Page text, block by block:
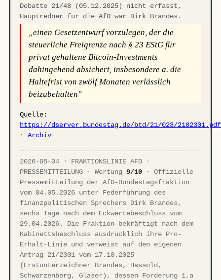
Debatte 21/48 (05.12.2025) nicht erfasst,
Hauptredner für die AfD war Dirk Brandes.
„einen Gesetzentwurf vorzulegen, der die
steuerliche Freigrenze nach § 23 EStG für
privat gehaltene Bitcoin-Investments
dahingehend absichert, insbesondere a. die
Haltefrist von zwölf Monaten verlässlich
beizubehalten"
Quelle:
https://dserver.bundestag.de/btd/21/023/2102301.pdf
·Archiv
2026-05-04 · FRAKTIONSLINIE AFD ·
PRESSEMITTEILUNG · Wertung9/10 · Offizielle
Pressemitteilung der AfD-Bundestagsfraktion
vom 04.05.2026 unter Federführung des
finanzpolitischen Sprechers Dirk Brandes,
sechs Tage nach dem Eckwertebeschluss vom
29.04.2026. Die Fraktion bekräftigt nach dem
Kabinettsbeschluss ausdrücklich ihre Pro-
Erhalt-Linie und verweist auf den eigenen
Antrag 21/2301 vom 17.10.2025
(Erstunterzeichner Brandes, Hassold,
Schwarzenberg, Glaser), dessen Forderung 1.a